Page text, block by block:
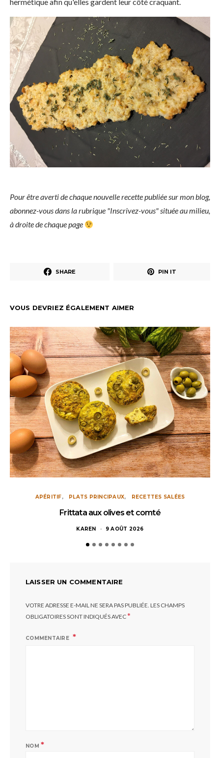
Pour être averti de chaque nouvelle recette publiée sur mon blog,
abonnez-vous dans la rubrique "Inscrivez-vous" située au milieu,
à droite de chaque page
SHARE PIN IT
VOUS DEVRIEZ ÉGALEMENT AIMER
APÉRITIF PLATS PRINCIPAUX RECETTES SALÉES
Frittata aux olives et comté
KAREN 9 AOÛT 2026
LAISSER UN COMMENTAIRE
VOTRE ADRESSE E-MAIL NE SERA PAS PUBLIÉE. LES CHAMPS
OBLIGATOIRES SONT INDIQUÉS AVEC*
COMMENTAIRE
NOM *